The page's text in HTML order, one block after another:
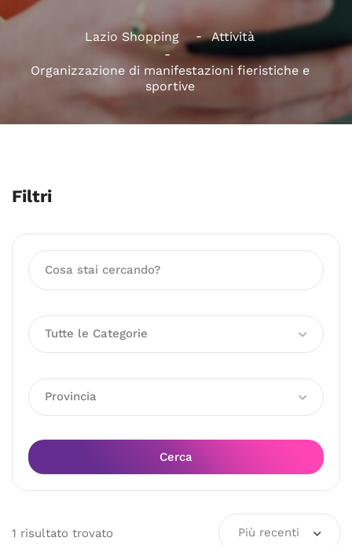
Lazio Shopping Attività
Organizzazione di manifestazioni fieristiche e
sportive
Filtri
Tutte le Categorie
Provincia
Cerca
1 risultato trovato Più recenti